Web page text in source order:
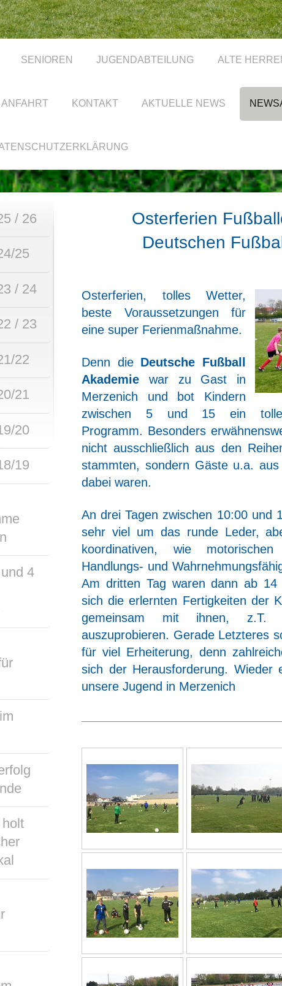
SENIOREN JUGENDABTEILUNG ALTE
ANFAHRT KONTAKT AKTUELLE NEWS
Osterferien
Deutschen
Osterferien, tolles Wetter,
beste Voraussetzungen für
eine super Ferienmaßnahme.
Denn die Deutsche Fußball
Akademie war zu Gast in
Merzenich und bot Kindern
zwischen 5 und 15 ein
Programm. Besonders
nicht ausschließlich aus den
stammten, sondern Gäste u.a.
dabei waren.
An drei Tagen zwischen 10:00 und
sehr viel um das runde Leder,
koordinativen, wie
Handlungs- und
Am dritten Tag waren dann ab 14
sich die erlernten Fertigkeiten der
gemeinsam mit ihnen, z.T.
auszuprobieren. Gerade Letzteres
für viel Erheiterung, denn
sich der Herausforderung. Wieder
unsere Jugend in Merzenich
/ 26
25
/ 24
/ 23
22
21
20
19
4